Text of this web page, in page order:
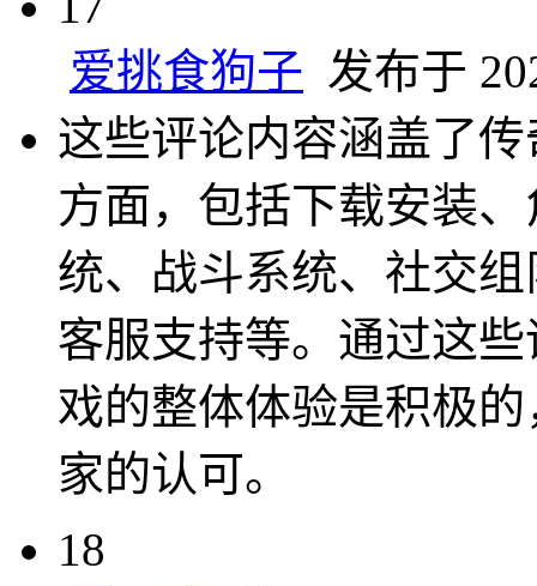
爱挑食狗子 发布于
这些评论内容涵盖了
方面，包括下载安装
统、战斗系统、社交
客服支持等。通过这
戏的整体体验是积极
家的认可。
18